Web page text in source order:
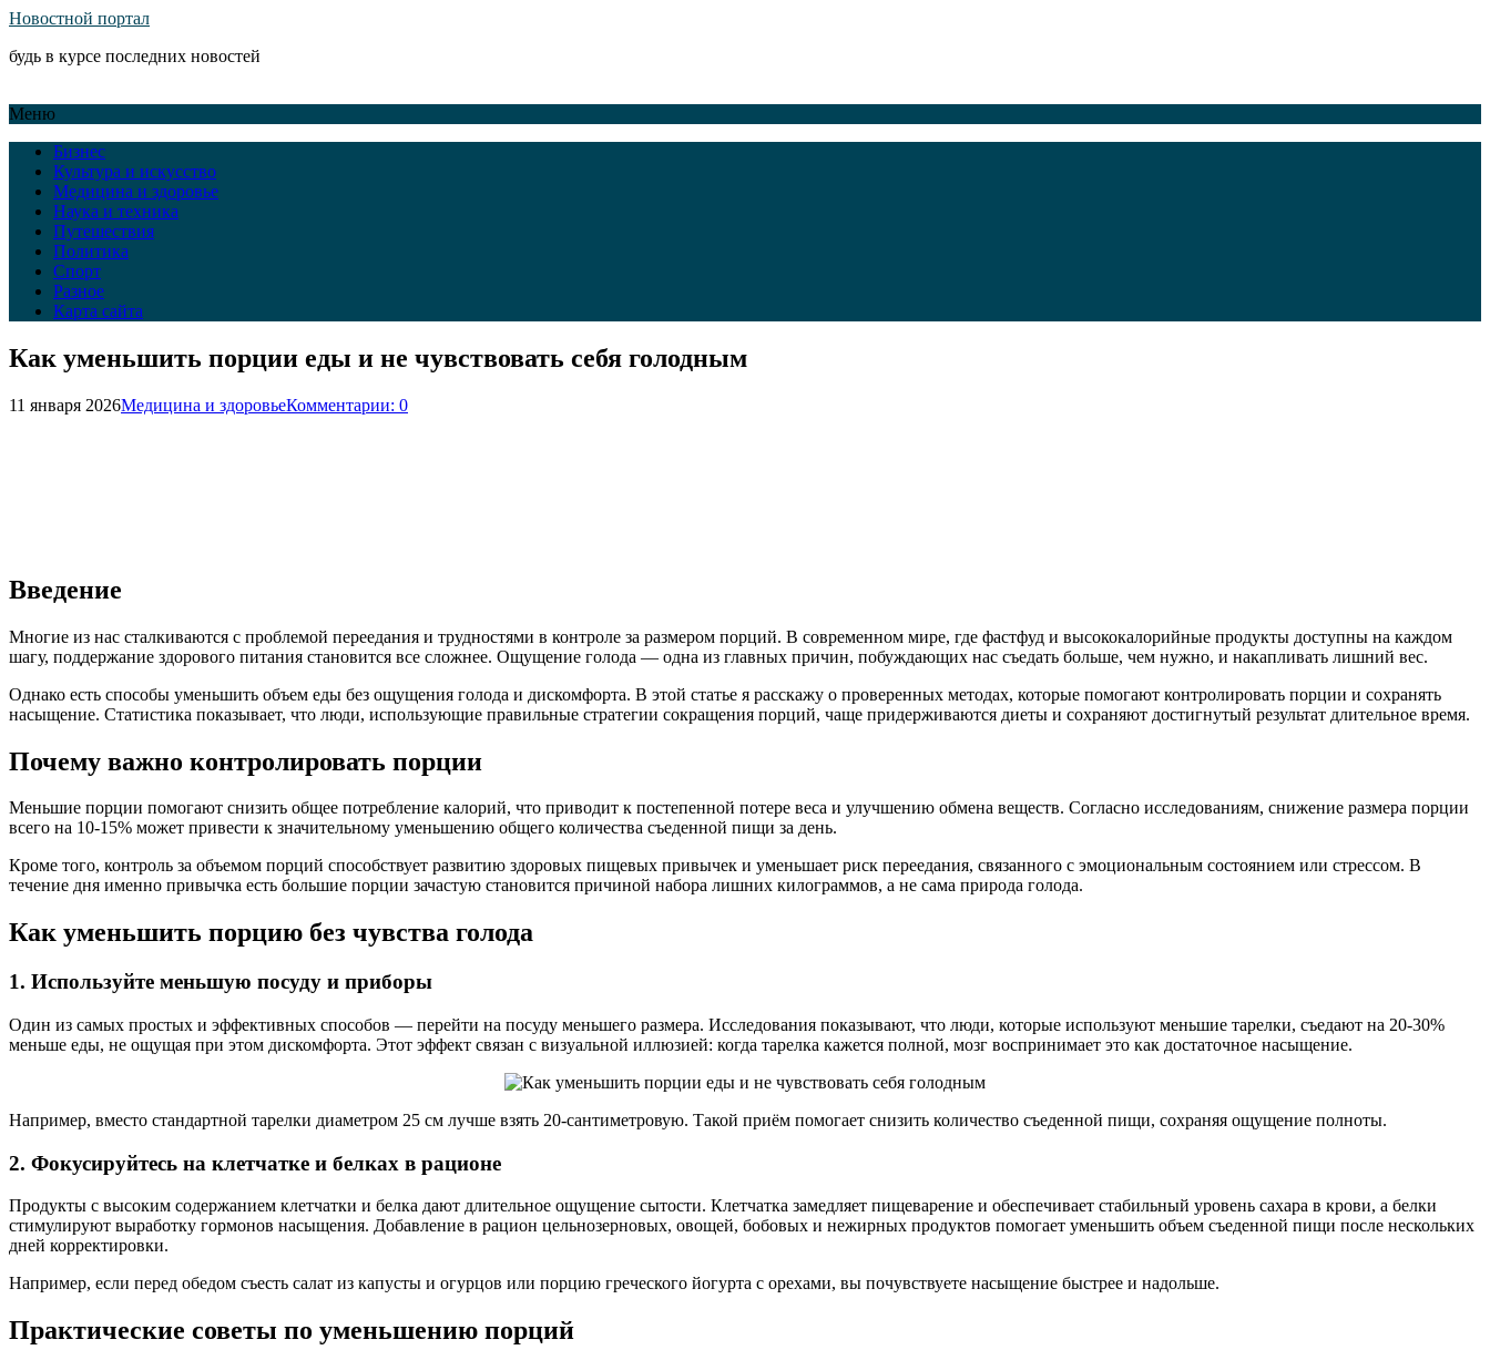
Новостной портал
будь в курсе последних новостей
Меню
Бизнес
Культура и искусство
Медицина и здоровье
Наука и техника
Путешествия
Политика
Спорт
Разное
Карта сайта
Как уменьшить порции еды и не чувствовать себя голодным
11 января 2026Медицина и здоровьеКомментарии: 0
Введение
Многие из нас сталкиваются с проблемой переедания и трудностями в контроле за размером порций. В современном мире, где фастфуд и высококалорийные продукты доступны на каждом
шагу, поддержание здорового питания становится все сложнее. Ощущение голода — одна из главных причин, побуждающих нас съедать больше, чем нужно, и накапливать лишний вес.
Однако есть способы уменьшить объем еды без ощущения голода и дискомфорта. В этой статье я расскажу о проверенных методах, которые помогают контролировать порции и сохранять
насыщение. Статистика показывает, что люди, использующие правильные стратегии сокращения порций, чаще придерживаются диеты и сохраняют достигнутый результат длительное время.
Почему важно контролировать порции
Меньшие порции помогают снизить общее потребление калорий, что приводит к постепенной потере веса и улучшению обмена веществ. Согласно исследованиям, снижение размера порции
всего на 10-15% может привести к значительному уменьшению общего количества съеденной пищи за день.
Кроме того, контроль за объемом порций способствует развитию здоровых пищевых привычек и уменьшает риск переедания, связанного с эмоциональным состоянием или стрессом. В
течение дня именно привычка есть большие порции зачастую становится причиной набора лишних килограммов, а не сама природа голода.
Как уменьшить порцию без чувства голода
1. Используйте меньшую посуду и приборы
Один из самых простых и эффективных способов — перейти на посуду меньшего размера. Исследования показывают, что люди, которые используют меньшие тарелки, съедают на 20-30%
меньше еды, не ощущая при этом дискомфорта. Этот эффект связан с визуальной иллюзией: когда тарелка кажется полной, мозг воспринимает это как достаточное насыщение.
Например, вместо стандартной тарелки диаметром 25 см лучше взять 20-сантиметровую. Такой приём помогает снизить количество съеденной пищи, сохраняя ощущение полноты.
2. Фокусируйтесь на клетчатке и белках в рационе
Продукты с высоким содержанием клетчатки и белка дают длительное ощущение сытости. Клетчатка замедляет пищеварение и обеспечивает стабильный уровень сахара в крови, а белки
стимулируют выработку гормонов насыщения. Добавление в рацион цельнозерновых, овощей, бобовых и нежирных продуктов помогает уменьшить объем съеденной пищи после нескольких
дней корректировки.
Например, если перед обедом съесть салат из капусты и огурцов или порцию греческого йогурта с орехами, вы почувствуете насыщение быстрее и надольше.
Практические советы по уменьшению порций